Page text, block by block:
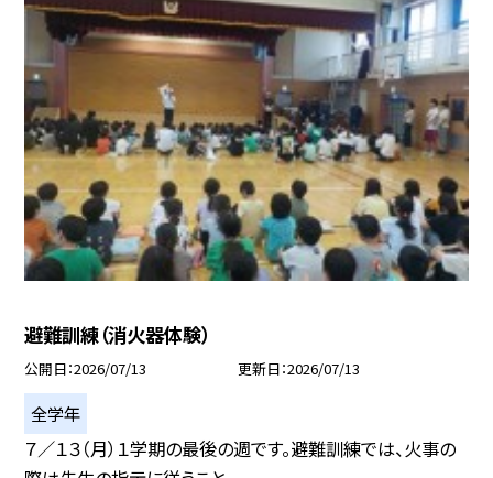
避難訓練（消火器体験）
公開日 2026/07/13 更新日 2026/07/13
全学年
７／１３（月）１学期の最後の週です。避難訓練では、火事の